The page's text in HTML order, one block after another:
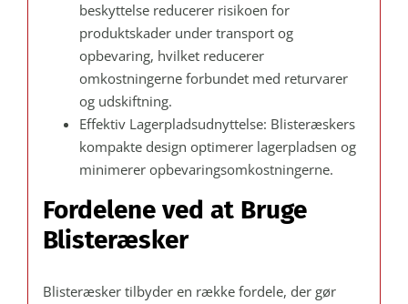
beskyttelse reducerer risikoen for
produktskader under transport og
opbevaring, hvilket reducerer
omkostningerne forbundet med returvarer
og udskiftning.
Effektiv Lagerpladsudnyttelse: Blisteræskers
kompakte design optimerer lagerpladsen og
minimerer opbevaringsomkostningerne.
Fordelene ved at Bruge
Blisteræsker
Blisteræsker tilbyder en række fordele, der gør